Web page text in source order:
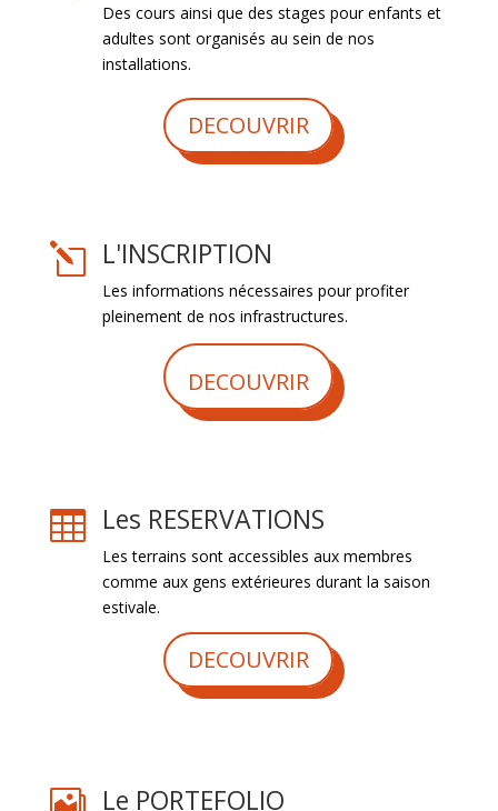
Des cours ainsi que des stages pour enfants et
adultes sont organisés au sein de nos
installations.
DECOUVRIR
l L'INSCRIPTION
Les informations nécessaires pour profiter
pleinement de nos infrastructures.
DECOUVRIR
 Les RESERVATIONS
Les terrains sont accessibles aux membres
comme aux gens extérieures durant la saison
estivale.
DECOUVRIR
Le PORTEFOLIO